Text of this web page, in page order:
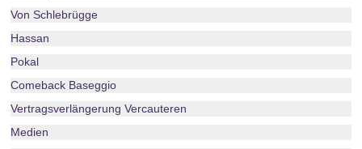
Von Schlebrügge
Hassan
Pokal
Comeback Baseggio
Vertragsverlängerung Vercauteren
Medien